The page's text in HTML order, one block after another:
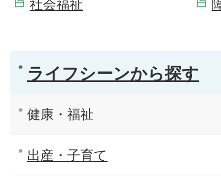
社会福祉
ライフシーンから探す
健康・福祉
出産・子育て